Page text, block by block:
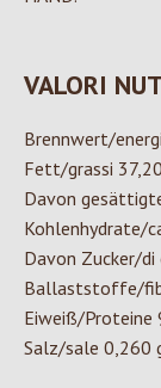
VALORI
Brennwert/
Fett/grassi
Davon
Kohlenhydrate/
Davon Zucker/di
Ballaststoffe/
Eiweiß/Proteine
Salz/sale 0,260